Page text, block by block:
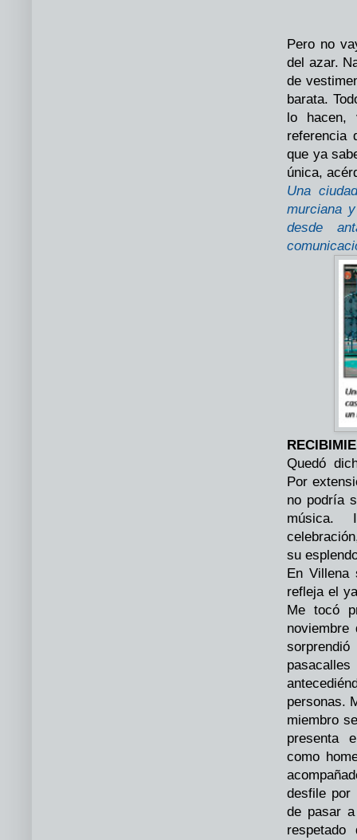
Pero no
del azar.
de
barata.
lo hacen,
referencia
que ya
única,
Una
murciana
desde
Quedó
Por
no podría
música.
su
En Villena
refleja el
Me tocó
noviembre
personas.
miembro
presenta
como
desfile por
de pasar